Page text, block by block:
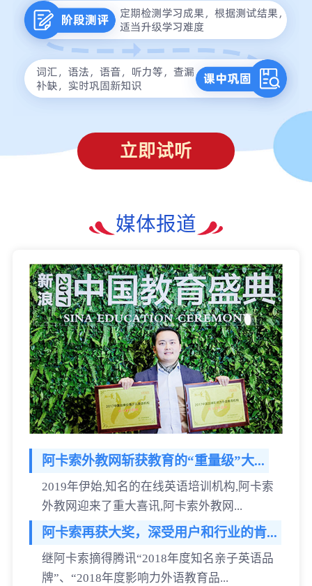
立即试听
媒体报道
阿卡索外教网斩获教育的“重量级”大...
2019年伊始,知名的在线英语培训机构,阿卡索
外教网迎来了重大喜讯,阿卡索外教网...
阿卡索再获大奖，深受用户和行业的肯...
继阿卡索摘得腾讯“2018年度知名亲子英语品
牌”、“2018年度影响力外语教育品...